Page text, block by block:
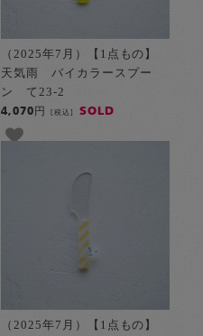
（2025年7月）【1点もの】
天気雨 バイカラースプー
ン て23-2
4,070円 [税込] SOLD
（2025年7月）【1点もの】